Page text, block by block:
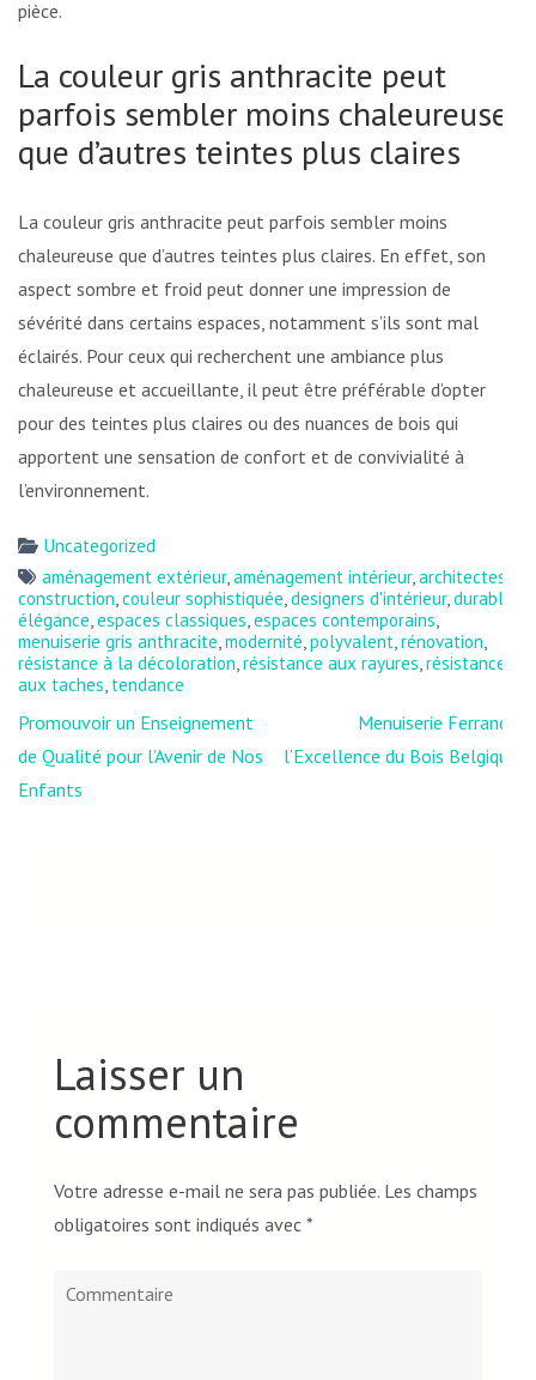
pièce.
La couleur gris anthracite peut
parfois sembler moins chaleureuse
que d’autres teintes plus claires
La couleur gris anthracite peut parfois sembler moins
chaleureuse que d’autres teintes plus claires. En effet, son
aspect sombre et froid peut donner une impression de
sévérité dans certains espaces, notamment s’ils sont mal
éclairés. Pour ceux qui recherchent une ambiance plus
chaleureuse et accueillante, il peut être préférable d’opter
pour des teintes plus claires ou des nuances de bois qui
apportent une sensation de confort et de convivialité à
l’environnement.
Uncategorized
aménagement extérieur,aménagement intérieur,architectes
construction,couleur sophistiquée,designers d'intérieur,durable
élégance,espaces classiques,espaces contemporains,
menuiserie gris anthracite,modernité,polyvalent,rénovation,
résistance à la décoloration,résistance aux rayures,résistance
aux taches, tendance
Navigation
de
l’article
Promouvoir un Enseignement
de Qualité pour l’Avenir de Nos
Enfants
Menuiserie Ferrand :
l’Excellence du Bois Belgique
Laisser un
commentaire
Votre adresse e-mail ne sera pas publiée. Les champs
obligatoires sont indiqués avec *
Commentaire